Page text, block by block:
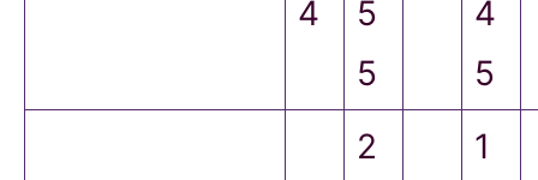
4
5
5
4
5
2
1